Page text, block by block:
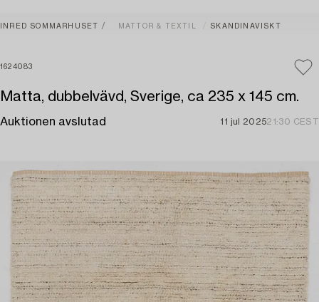
INRED SOMMARHUSET MATTOR & TEXTIL SKANDINAVISKT
1624083
Matta, dubbelvävd, Sverige, ca 235 x 145 cm.
Auktionen avslutad 11 jul 202521:30 CEST